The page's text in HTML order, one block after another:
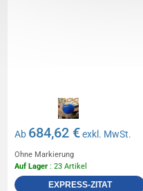
Ab 684,62 €exkl. MwSt.
Ohne Markierung
Auf Lager : 23 Artikel
EXPRESS-ZITAT